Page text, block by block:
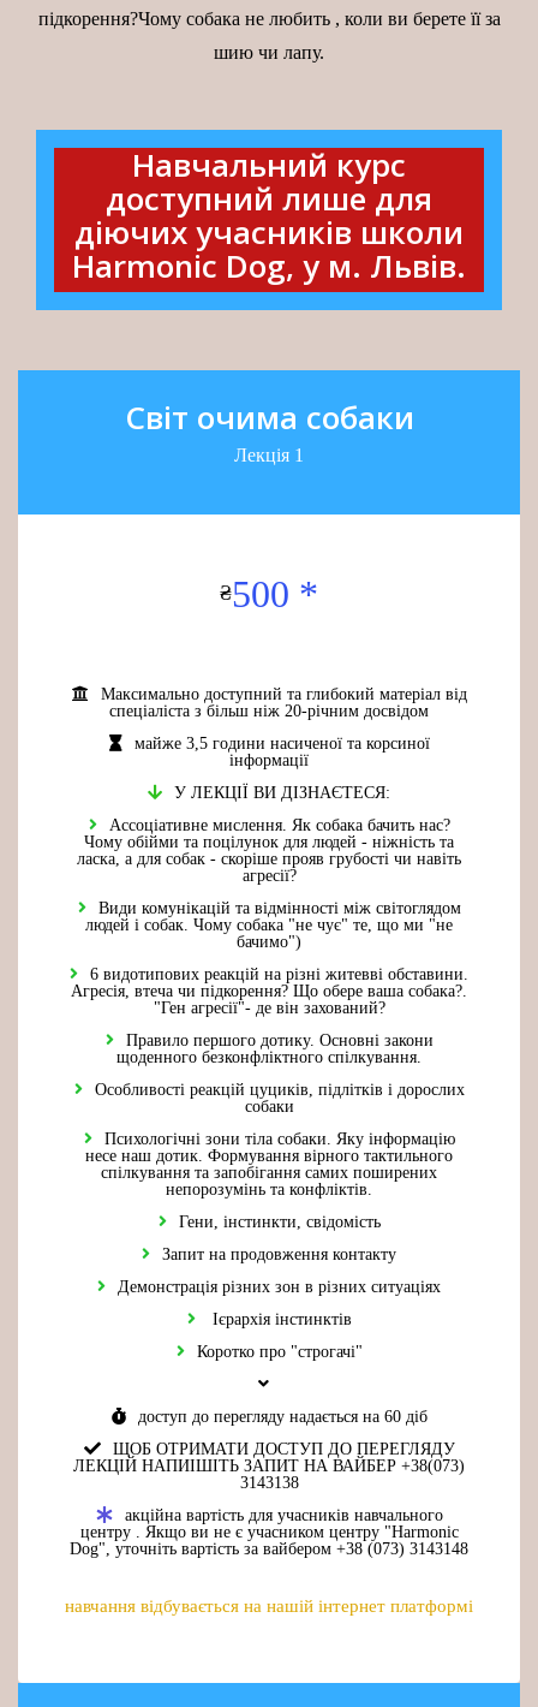
підкорення?Чому собака не любить , коли ви берете її за
шию чи лапу.
Навчальний курс
доступний лише для
діючих учасників школи
Harmonic Dog, у м. Львів.
Світ очима собаки
Лекція 1
₴500 *
Максимально доступний та глибокий матеріал від
спеціаліста з більш ніж 20-річним досвідом
майже 3,5 години насиченої та корсиної
інформації
У ЛЕКЦІЇ ВИ ДІЗНАЄТЕСЯ:
Ассоціативне мислення. Як собака бачить нас?
Чому обійми та поцілунок для людей - ніжність та
ласка, а для собак - скоріше прояв грубості чи навіть
агресії?
Види комунікацій та відмінності між світоглядом
людей і собак. Чому собака "не чує" те, що ми "не
бачимо")
6 видотипових реакцій на різні житевві обставини.
Агресія, втеча чи підкорення? Що обере ваша собака?.
"Ген агресії"- де він захований?
Правило першого дотику. Основні закони
щоденного безконфліктного спілкування.
Особливості реакцій цуциків, підлітків і дорослих
собаки
Психологічні зони тіла собаки. Яку інформацію
несе наш дотик. Формування вірного тактильного
спілкування та запобігання самих поширених
непорозумінь та конфліктів.
Гени, інстинкти, свідомість
Запит на продовження контакту
Демонстрація різних зон в різних ситуаціях
Ієрархія інстинктів
Коротко про "строгачі"
доступ до перегляду надається на 60 діб
ЩОБ ОТРИМАТИ ДОСТУП ДО ПЕРЕГЛЯДУ
ЛЕКЦІЙ НАПИІШІТЬ ЗАПИТ НА ВАЙБЕР +38(073)
3143138
акційна вартість для учасників навчального
центру . Якщо ви не є учасником центру "Harmonic
Dog", уточніть вартість за вайбером +38 (073) 3143148
навчання відбувається на нашій інтернет платформі